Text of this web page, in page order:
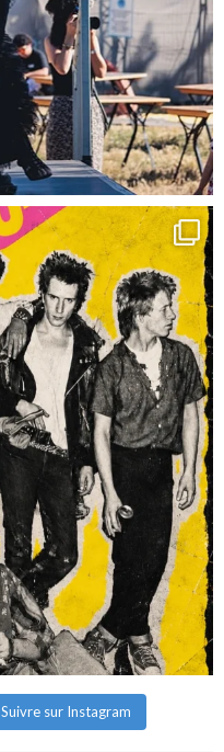
Suivre sur Instagram